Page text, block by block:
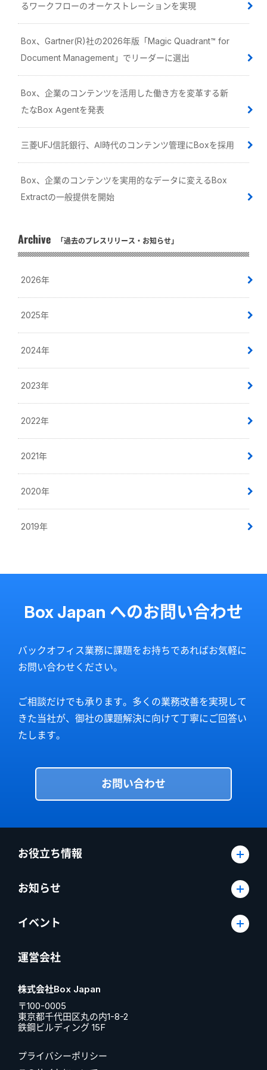
るワークフローのオーケストレーションを実現
Box、Gartner(R)社の2026年版「Magic Quadrant™ for
Document Management」でリーダーに選出
Box、企業のコンテンツを活用した働き方を変革する新
たなBox Agentを発表
三菱UFJ信託銀行、AI時代のコンテンツ管理にBoxを採用
Box、企業のコンテンツを実用的なデータに変えるBox
Extractの一般提供を開始
Archive 「過去のプレスリリース・お知らせ」
2026年
2025年
2024年
2023年
2022年
2021年
2020年
2019年
Box Japan へのお問い合わせ
バックオフィス業務に課題をお持ちであればお気軽に
お問い合わせください。
ご相談だけでも承ります。多くの業務改善を実現して
きた当社が、御社の課題解決に向けて丁寧にご回答い
たします。
お問い合わせ
お役立ち情報
お知らせ
イベント
運営会社
株式会社Box Japan
〒100-0005
東京都千代田区丸の内1-8-2
鉄鋼ビルディング 15F
プライバシーポリシー